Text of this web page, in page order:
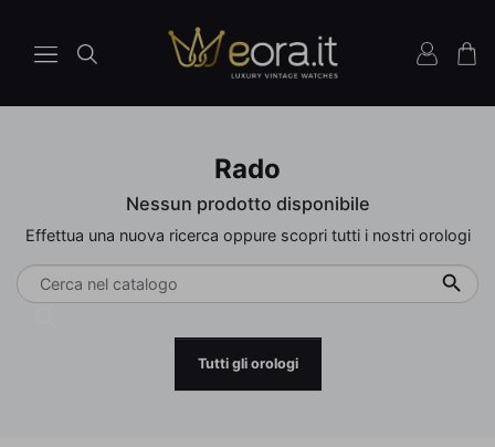
Rado
Nessun prodotto disponibile
Effettua una nuova ricerca oppure scopri tutti i nostri orologi

Tutti gli orologi